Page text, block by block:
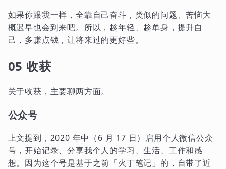
如果你跟我一样，全靠自己奋斗，类似的问题、苦恼大
概迟早也会到来吧。所以，趁年轻、趁单身，提升自
己，多赚点钱，让将来过的更好些。
05 收获
关于收获，主要聊两方面。
公众号
上文提到，2020 年中（6 月 17 日）启用个人微信公众
号，开始记录、分享我个人的学习、生活、工作和感
想。因为这个号是基于之前「火丁笔记」的，自带了近